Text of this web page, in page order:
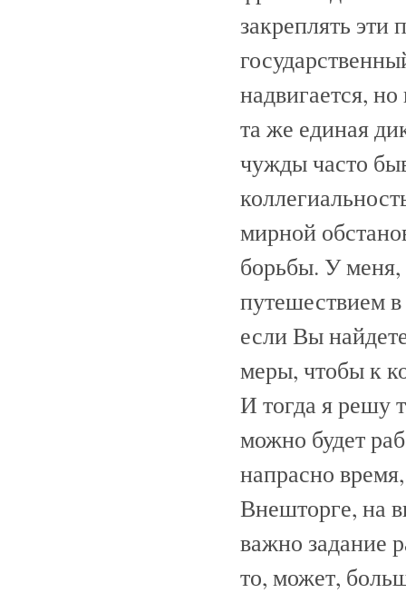
закреплять эти
надвигается,
та же единая
чужды часто
мирной
борьбы. У меня,
путешествием
если Вы
меры, чтобы к
И тогда я решу
можно будет
напрасно
Внешторге, на
важно задание
то, может,